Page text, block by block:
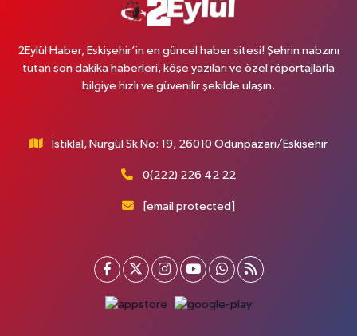
2Eylül Haber, Eskişehir’in en güncel haber sitesi! Şehrin nabzını
tutan son dakika haberleri, köşe yazıları ve özel röportajlarla
bilgiye hızlı ve güvenilir şekilde ulaşın.
İstiklal, Nurgül Sk No: 19, 26010 Odunpazarı/Eskişehir
0(222) 226 42 22
[email protected]